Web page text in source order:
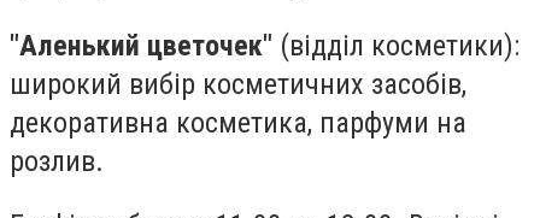
"Аленький цветочек" (відділ косметики):
широкий вибір косметичних засобів,
декоративна косметика, парфуми на
розлив.